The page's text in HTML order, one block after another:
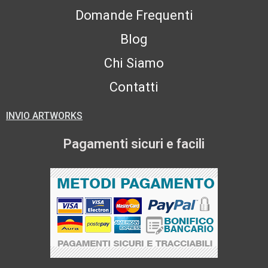
Domande Frequenti
Blog
Chi Siamo
Contatti
INVIO ARTWORKS
Pagamenti sicuri e facili